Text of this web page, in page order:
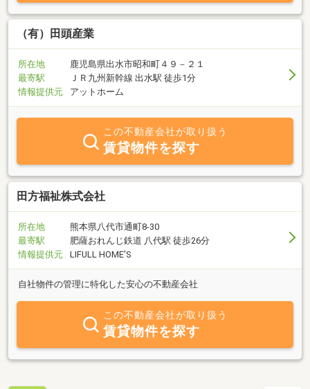
（有）田頭産業
所在地
鹿児島県出水市昭和町４９－２１
最寄駅
ＪＲ九州新幹線 出水駅 徒歩1分
情報提供元
アットホーム
この不動産会社が取り扱う
賃貸物件を探す
田方福祉株式会社
所在地
熊本県八代市通町8-30
最寄駅
肥薩おれんじ鉄道 八代駅 徒歩26分
情報提供元
LIFULL HOME'S
自社物件の管理に特化した安心の不動産会社
この不動産会社が取り扱う
賃貸物件を探す